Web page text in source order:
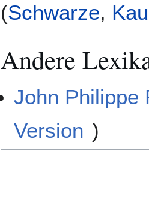
(Schwarze,
Andere
John Philippe
Version )